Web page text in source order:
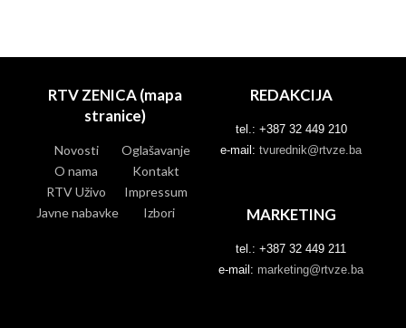
RTV ZENICA (mapa
stranice)
Novosti
Oglašavanje
O nama
Kontakt
RTV Uživo
Impressum
Javne nabavke
Izbori
REDAKCIJA
tel.: +387 32 449 210
e-mail: tvurednik@rtvze.ba
MARKETING
tel.: +387 32 449 211
e-mail: marketing@rtvze.ba